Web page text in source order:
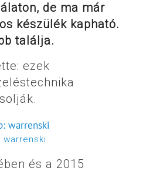
de ma már
készülék kapható.
találja.
ezek
warrenski
és a 2015